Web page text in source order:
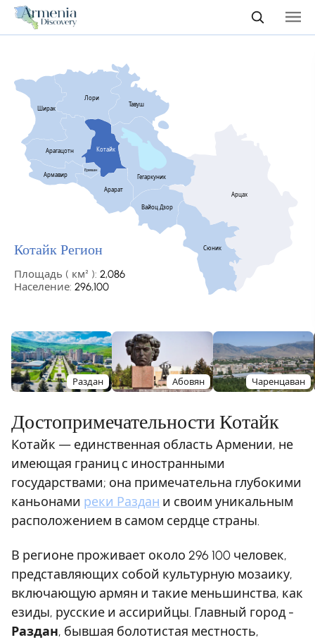
Ширак
Армавир
Арагацотн
Лори
Котайк
Арарат
Тавуш
Гегаркуник
Вайоц Дзор
Сюник
Ереван
Арцах
Котайк Регион
Площадь ( км² ): 2,086
Население: 296,100
Достопримечательности Котайк
Раздан Абовян Чаренцаван
Котайк — единственная область Армении, не
имеющая границ с иностранными
государствами; она примечательна глубокими
каньонами реки Раздан и своим уникальным
расположением в самом сердце страны.
В регионе проживает около 296 100 человек,
представляющих собой культурную мозаику,
включающую армян и такие меньшинства, как
езиды, русские и ассирийцы. Главный город -
Раздан, бывшая болотистая местность,